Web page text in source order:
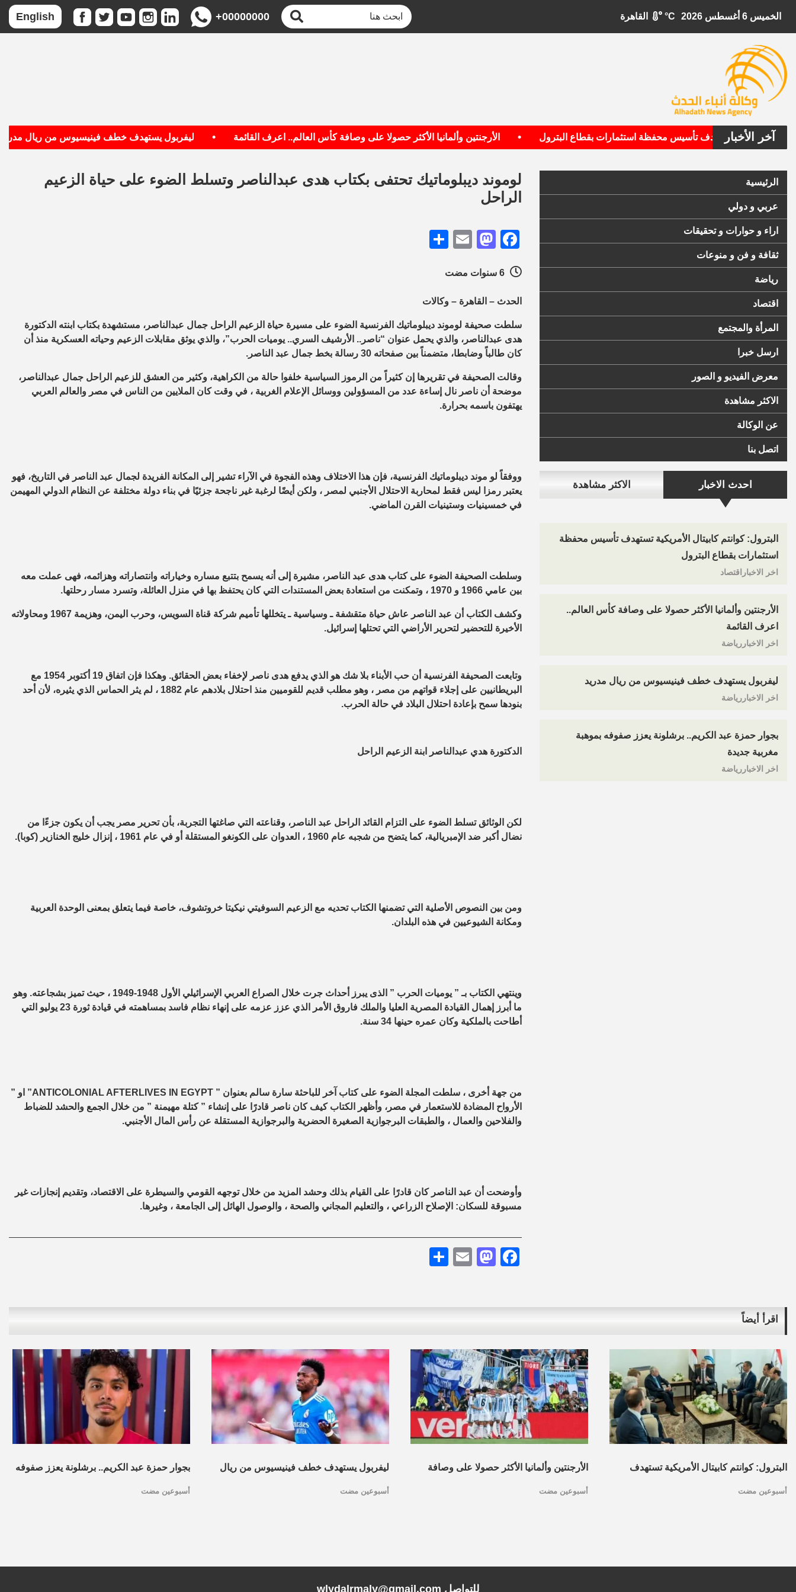
الخميس 6 أغسطس 2026 °C
+00000000
English
آخر الأخبار
الأمريكية تستهدف تأسيس محفظة استثمارات بقطاع البترول • الأرجنتين وألمانيا الأكثر حصولا على وصافة كأس العالم.. اعرف القائمة • ليفربول يستهدف خطف فينيسيوس من ريال مدريد
الرئيسية
عربي و دولي
اراء و حوارات و تحقيقات
ثقافة و فن و منوعات
رياضة
اقتصاد
المرأة والمجتمع
ارسل خبرا
معرض الفيديو و الصور
الاكثر مشاهدة
عن الوكالة
اتصل بنا
احدث الاخبار الاكثر مشاهدة
البترول: كوانتم كابيتال الأمريكية تستهدف تأسيس محفظة
استثمارات بقطاع البترول
اخر الاخباراقتصاد
الأرجنتين وألمانيا الأكثر حصولا على وصافة كأس العالم..
اعرف القائمة
اخر الاخباررياضة
ليفربول يستهدف خطف فينيسيوس من ريال مدريد
اخر الاخباررياضة
بجوار حمزة عبد الكريم.. برشلونة يعزز صفوفه بموهبة
مغربية جديدة
اخر الاخباررياضة
لوموند ديبلوماتيك تحتفى بكتاب هدى عبدالناصر وتسلط الضوء على حياة الزعيم
الراحل
Facebook
Mastodon
Email
الحدث – القاهرة – وكالات
سلطت صحيفة لوموند ديبلوماتيك الفرنسية الضوء على مسيرة حياة الزعيم الراحل جمال عبدالناصر، مستشهدة بكتاب ابنته الدكتورة
هدى عبدالناصر، والذي يحمل عنوان “ناصر.. الأرشيف السري.. يوميات الحرب”، والذي يوثق مقابلات الزعيم وحياته العسكرية منذ أن
كان طالباً وضابطا، متضمناً بين صفحاته 30 رسالة بخط جمال عبد الناصر.
وقالت الصحيفة في تقريرها إن كثيراً من الرموز السياسية خلفوا حالة من الكراهية، وكثير من العشق للزعيم الراحل جمال عبدالناصر،
موضحة أن ناصر نال إساءة عدد من المسؤولين ووسائل الإعلام الغربية ، في وقت كان الملايين من الناس في مصر والعالم العربي
يهتفون باسمه بحرارة.
ووفقاً لو موند ديبلوماتيك الفرنسية، فإن هذا الاختلاف وهذه الفجوة في الآراء تشير إلى المكانة الفريدة لجمال عبد الناصر في التاريخ، فهو
يعتبر رمزا ليس فقط لمحاربة الاحتلال الأجنبي لمصر ، ولكن أيضًا لرغبة غير ناجحة جزئيًا في بناء دولة مختلفة عن النظام الدولي المهيمن
في خمسينيات وستينيات القرن الماضي.
وسلطت الصحيفة الضوء على كتاب هدى عبد الناصر، مشيرة إلى أنه يسمح بتتبع مساره وخياراته وانتصاراته وهزائمه، فهى عملت معه
بين عامي 1966 و 1970 ، وتمكنت من استعادة بعض المستندات التي كان يحتفظ بها في منزل العائلة، وتسرد مسار رحلتها.
وكشف الكتاب أن عبد الناصر عاش حياة متقشفة ـ وسياسية ـ يتخللها تأميم شركة قناة السويس، وحرب اليمن، وهزيمة 1967 ومحاولاته
الأخيرة للتحضير لتحرير الأراضي التي تحتلها إسرائيل.
وتابعت الصحيفة الفرنسية أن حب الأبناء بلا شك هو الذي يدفع هدى ناصر لإخفاء بعض الحقائق. وهكذا فإن اتفاق 19 أكتوبر 1954 مع
البريطانيين على إجلاء قواتهم من مصر ، وهو مطلب قديم للقوميين منذ احتلال بلادهم عام 1882 ، لم يثر الحماس الذي يثيره، لأن أحد
بنودها سمح بإعادة احتلال البلاد في حالة الحرب.
الدكتورة هدي عبدالناصر ابنة الزعيم الراحل
لكن الوثائق تسلط الضوء على التزام القائد الراحل عبد الناصر، وقناعته التي صاغتها التجربة، بأن تحرير مصر يجب أن يكون جزءًا من
نضال أكبر ضد الإمبريالية، كما يتضح من شجبه عام 1960 ، العدوان على الكونغو المستقلة أو في عام 1961 ، إنزال خليج الخنازير (كوبا).
ومن بين النصوص الأصلية التي تضمنها الكتاب تحديه مع الزعيم السوفيتي نيكيتا خروتشوف، خاصة فيما يتعلق بمعنى الوحدة العربية
ومكانة الشيوعيين في هذه البلدان.
وينتهي الكتاب بـ ” يوميات الحرب ” الذى يبرز أحداث جرت خلال الصراع العربي الإسرائيلي الأول 1948-1949 ، حيث تميز بشجاعته. وهو
ما أبرز إهمال القيادة المصرية العليا والملك فاروق الأمر الذي عزز عزمه على إنهاء نظام فاسد بمساهمته في قيادة ثورة 23 يوليو التي
أطاحت بالملكية وكان عمره حينها 34 سنة.
من جهة أخرى ، سلطت المجلة الضوء على كتاب آخر للباحثة سارة سالم بعنوان ” ANTICOLONIAL AFTERLIVES IN EGYPT” او ”
الأرواح المضادة للاستعمار في مصر، وأظهر الكتاب كيف كان ناصر قادرًا على إنشاء ” كتلة مهيمنة ” من خلال الجمع والحشد للضباط
والفلاحين والعمال ، والطبقات البرجوازية الصغيرة الحضرية والبرجوازية المستقلة عن رأس المال الأجنبي.
وأوضحت أن عبد الناصر كان قادرًا على القيام بذلك وحشد المزيد من خلال توجهه القومي والسيطرة على الاقتصاد، وتقديم إنجازات غير
مسبوقة للسكان: الإصلاح الزراعي ، والتعليم المجاني والصحة ، والوصول الهائل إلى الجامعة ، وغيرها.
Facebook
Mastodon
Email
اقرأ أيضاً
البترول: كوانتم كابيتال الأمريكية تستهدف
أسبوعين مضت
الأرجنتين وألمانيا الأكثر حصولا على وصافة
أسبوعين مضت
ليفربول يستهدف خطف فينيسيوس من ريال
أسبوعين مضت
بجوار حمزة عبد الكريم.. برشلونة يعزز صفوفه
أسبوعين مضت
للتواصل wlydalrmaly@gmail.com